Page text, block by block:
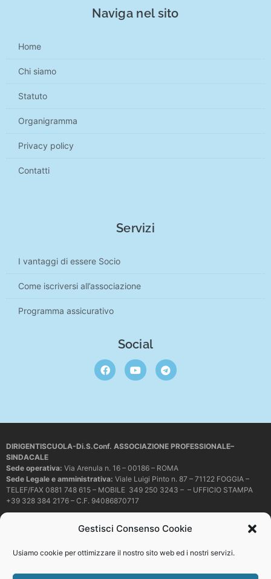
Gestisci Consenso Cookie
Usiamo cookie per ottimizzare il nostro sito web ed i nostri servizi.
Naviga nel sito
Home
Chi siamo
Statuto
Organigramma
Privacy policy
Contatti
Servizi
I vantaggi di essere Socio
Come iscriversi all’associazione
Programma assicurativo
Social
DIRIGENTISCUOLA-Di.S.Conf. ASSOCIAZIONE PROFESSIONALE–
SINDACALE
Sede operativa: Via Arenula n. 16 – 00186 – ROMA
Sede Legale e amministrativa: Viale Luigi Pinto n. 87 – 71122 FOGGIA –
TELEF/FAX 0881 748 615 – MOBILE 349 250 3243 – – UFFICIO STAMPA
+39 328 384 2176 – C.F. 94086870717
dirigentiscuola@pec.it
copiare o riprodurre in alcun modo i contenuti presenti in questo sito se non